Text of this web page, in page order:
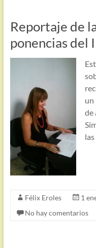
Reportaje de
ponencias del
un
de
las
Félix Eroles 1
No hay comentarios